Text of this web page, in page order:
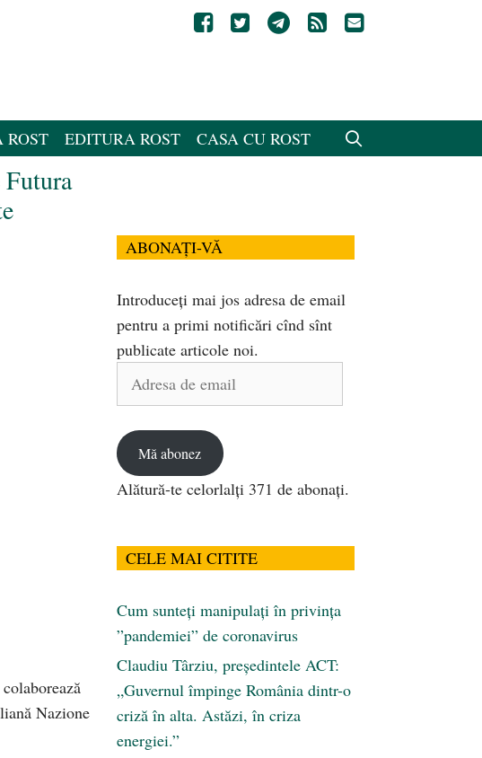
ROST EDITURA ROST CASA CU ROST
Nazione
ABONAȚI-VĂ
Introduceți mai jos adresa de email
pentru a primi notificări cînd sînt
publicate articole noi.
Adresa
Mă abonez
Alătură-te celorlalți 371 de abonați.
CELE MAI CITITE
Cum sunteți manipulați în privința
”pandemiei” de coronavirus
Claudiu Târziu, președintele ACT:
„Guvernul împinge România dintr-o
criză în alta. Astăzi, în criza
energiei.”